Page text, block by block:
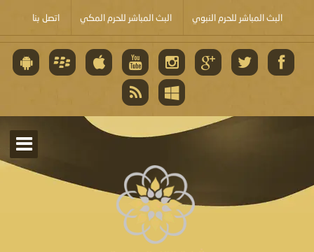
البث المباشر للحرم النبوي البث المباشر للحرم المكي اتصل بنا